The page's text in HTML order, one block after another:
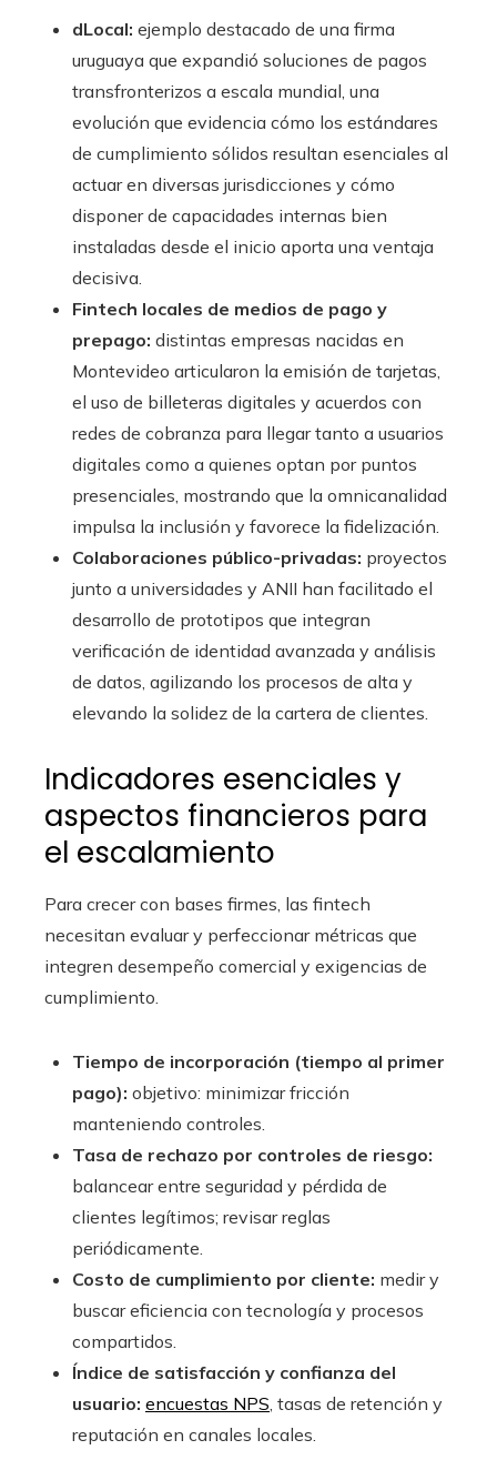
dLocal: ejemplo destacado de una firma
uruguaya que expandió soluciones de pagos
transfronterizos a escala mundial, una
evolución que evidencia cómo los estándares
de cumplimiento sólidos resultan esenciales al
actuar en diversas jurisdicciones y cómo
disponer de capacidades internas bien
instaladas desde el inicio aporta una ventaja
decisiva.
Fintech locales de medios de pago y
prepago: distintas empresas nacidas en
Montevideo articularon la emisión de tarjetas,
el uso de billeteras digitales y acuerdos con
redes de cobranza para llegar tanto a usuarios
digitales como a quienes optan por puntos
presenciales, mostrando que la omnicanalidad
impulsa la inclusión y favorece la fidelización.
Colaboraciones público-privadas: proyectos
junto a universidades y ANII han facilitado el
desarrollo de prototipos que integran
verificación de identidad avanzada y análisis
de datos, agilizando los procesos de alta y
elevando la solidez de la cartera de clientes.
Indicadores esenciales y
aspectos financieros para
el escalamiento
Para crecer con bases firmes, las fintech
necesitan evaluar y perfeccionar métricas que
integren desempeño comercial y exigencias de
cumplimiento.
Tiempo de incorporación (tiempo al primer
pago): objetivo: minimizar fricción
manteniendo controles.
Tasa de rechazo por controles de riesgo:
balancear entre seguridad y pérdida de
clientes legítimos; revisar reglas
periódicamente.
Costo de cumplimiento por cliente: medir y
buscar eficiencia con tecnología y procesos
compartidos.
Índice de satisfacción y confianza del
usuario: encuestas NPS, tasas de retención y
reputación en canales locales.